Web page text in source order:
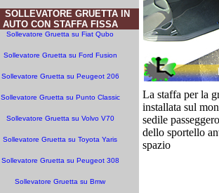
SOLLEVATORE GRUETTA IN
AUTO CON STAFFA FISSA
Sollevatore Gruetta su Fiat Qubo
Sollevatore Gruetta su Ford Fusion
Sollevatore Gruetta su Peugeot 206
Sollevatore Gruetta su Punto Classic
Sollevatore Gruetta su Volvo V70
Sollevatore Gruetta su Toyota Yaris
Sollevatore Gruetta su Peugeot 308
Sollevatore Gruetta su Bmw
La staffa per la
installata sul
sedile
dello sportello
spazio